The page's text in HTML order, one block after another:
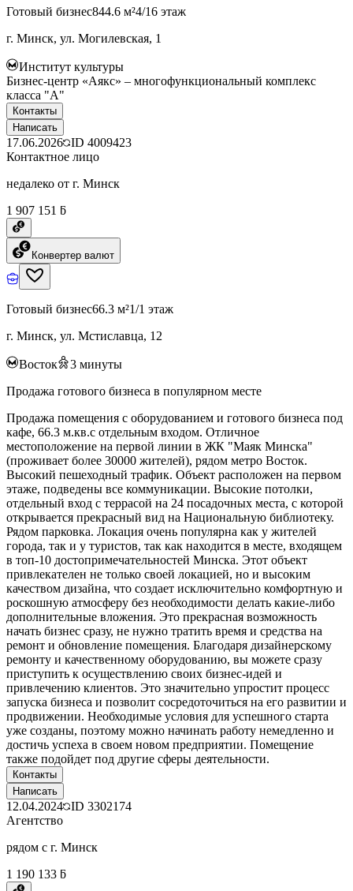
Готовый бизнес844.6 м²4/16 этаж
г. Минск, ул. Могилевская, 1
Институт культуры
Бизнес-центр «Аякс» – многофункциональный комплекс
класса "А"
Контакты
Написать
17.06.2026 ID 4009423
Контактное лицо
недалеко от г. Минск
1 907 151 ƃ
Конвертер валют
Готовый бизнес66.3 м²1/1 этаж
г. Минск, ул. Мстиславца, 12
Восток 3 минуты
Продажа готового бизнеса в популярном месте
Продажа помещения с оборудованием и готового бизнеса под
кафе, 66.3 м.кв.с отдельным входом. Отличное
местоположение на первой линии в ЖК "Маяк Минска"
(проживает более 30000 жителей), рядом метро Восток.
Высокий пешеходный трафик. Объект расположен на первом
этаже, подведены все коммуникации. Высокие потолки,
отдельный вход с террасой на 24 посадочных места, с которой
открывается прекрасный вид на Национальную библиотеку.
Рядом парковка. Локация очень популярна как у жителей
города, так и у туристов, так как находится в месте, входящем
в топ-10 достопримечательностей Минска. Этот объект
привлекателен не только своей локацией, но и высоким
качеством дизайна, что создает исключительно комфортную и
роскошную атмосферу без необходимости делать какие-либо
дополнительные вложения. Это прекрасная возможность
начать бизнес сразу, не нужно тратить время и средства на
ремонт и обновление помещения. Благодаря дизайнерскому
ремонту и качественному оборудованию, вы можете сразу
приступить к осуществлению своих бизнес-идей и
привлечению клиентов. Это значительно упростит процесс
запуска бизнеса и позволит сосредоточиться на его развитии и
продвижении. Необходимые условия для успешного старта
уже созданы, поэтому можно начинать работу немедленно и
достичь успеха в своем новом предприятии. Помещение
также подойдет под другие сферы деятельности.
Контакты
Написать
12.04.2024 ID 3302174
Агентство
рядом с г. Минск
1 190 133 ƃ